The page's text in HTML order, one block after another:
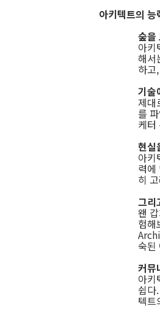
아키텍트의
숲을
아키
해
하고
기술
제대
를
케터
현실
아키
력에
히
그리
왠
험해
숙된
커뮤
아키
쉽다
텍트